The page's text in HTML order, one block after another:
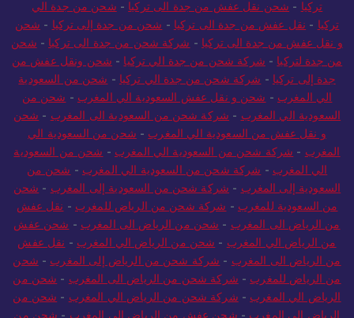
تركيا- شحن نقل عفش من جدة الى تركيا-شحن من جدة الي
تركيا-نقل عفش من جدة الى تركيا-شحن من جدة إلى تركيا- شحن
و نقل عفش من جدة الى تركيا-شركة شحن من جدة الى تركيا-شحن
من جدة لتركيا-شركة شحن من جدة الي تركيا-شحن ونقل عفش من
جدة إلى تركيا -شركة شحن من جدة الي تركيا -شحن من السعودية
الي المغرب -شحن و نقل عفش السعودية الي المغرب -شحن من
السعودية الي المغرب- شركة شحن من السعودية الى المغرب-شحن
و نقل عفش من السعودية الي المغرب-شحن من السعودية الي
المغرب-شركة شحن من السعودية الي المغرب -شحن من السعودية
الي المغرب -شركة شحن من السعودية الي المغرب-شحن من
السعودية إلى المغرب- شركة شحن من السعودية إلى المغرب-شحن
من السعودية للمغرب -شركة شحن من الرياض للمغرب -نقل عفش
من الرياض الى المغرب-شحن من الرياض الى المغرب -شحن عفش
من الرياض الي المغرب-شحن من الرياض الي المغرب -نقل عفش
من الرياض الى المغرب-شركة شحن من الرياض إلى المغرب-شحن
من الرياض للمغرب-شركة شحن من الرياض الى المغرب-شحن من
الرياض الي المغرب-شركة شحن من الرياض الي المغرب-شحن من